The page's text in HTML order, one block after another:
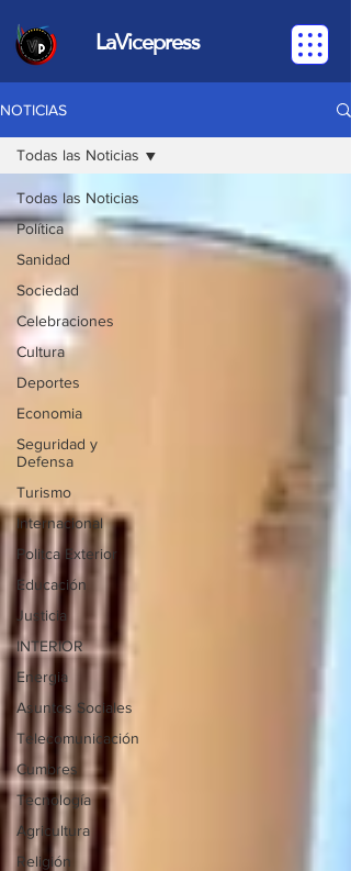
LaVicepress
NOTICIAS
Todas las Noticias
Política
Sanidad
Sociedad
Celebraciones
Cultura
Deportes
Economia
Seguridad y
Defensa
Turismo
Internacional
Politca Exterior
Educación
Justicia
INTERIOR
Energia
Asuntos Sociales
Telecomunicación
Cumbres
Tecnología
Agricultura
Religión
Todas las Noticias